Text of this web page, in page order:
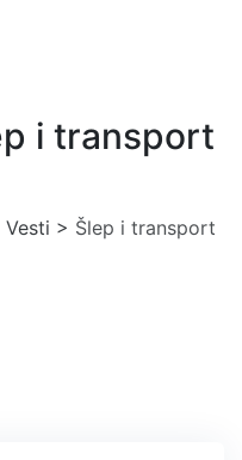
i transport
Vesti > Šlep i transport